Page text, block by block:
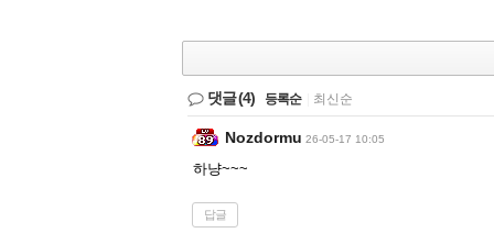
댓글(4) 등록순 최신순
Nozdormu 26-05-17 10:05
하냥~~~
답글